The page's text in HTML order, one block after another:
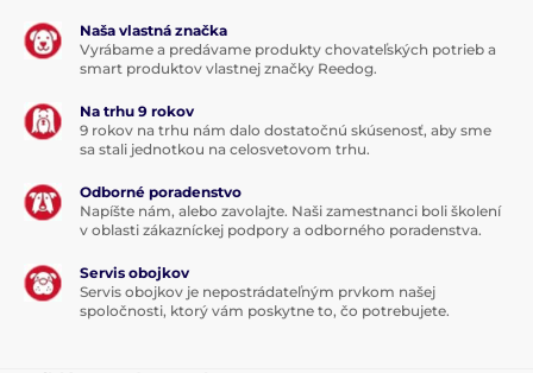
Naša vlastná značka
Vyrábame a predávame produkty chovateľských potrieb a
smart produktov vlastnej značky Reedog.
Na trhu 9 rokov
9 rokov na trhu nám dalo dostatočnú skúsenosť, aby sme
sa stali jednotkou na celosvetovom trhu.
Odborné poradenstvo
Napíšte nám, alebo zavolajte. Naši zamestnanci boli školení
v oblasti zákazníckej podpory a odborného poradenstva.
Servis obojkov
Servis obojkov je nepostrádateľným prvkom našej
spoločnosti, ktorý vám poskytne to, čo potrebujete.